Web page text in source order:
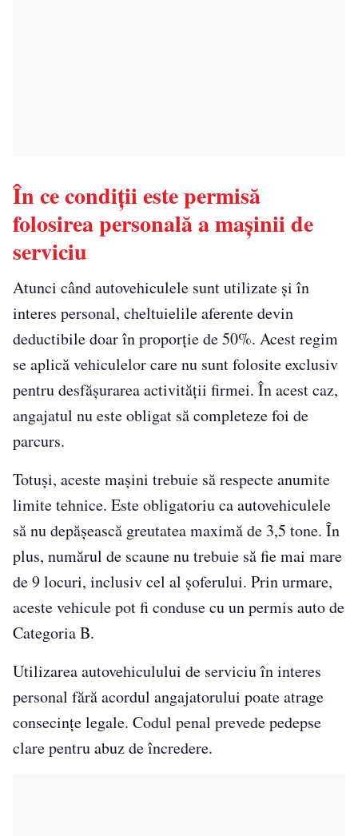
În ce condiții este permisă
folosirea personală a mașinii de
serviciu
Atunci când autovehiculele sunt utilizate și în
interes personal, cheltuielile aferente devin
deductibile doar în proporție de 50%. Acest regim
se aplică vehiculelor care nu sunt folosite exclusiv
pentru desfășurarea activității firmei. În acest caz,
angajatul nu este obligat să completeze foi de
parcurs.
Totuși, aceste mașini trebuie să respecte anumite
limite tehnice. Este obligatoriu ca autovehiculele
să nu depășească greutatea maximă de 3,5 tone. În
plus, numărul de scaune nu trebuie să fie mai mare
de 9 locuri, inclusiv cel al șoferului. Prin urmare,
aceste vehicule pot fi conduse cu un permis auto de
Categoria B.
Utilizarea autovehiculului de serviciu în interes
personal fără acordul angajatorului poate atrage
consecințe legale. Codul penal prevede pedepse
clare pentru abuz de încredere.